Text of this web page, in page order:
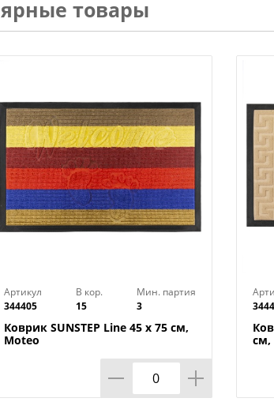
товары
Артикул
344405
В кор.
15
Мин. партия
3
Коврик SUNSTEP Line 45 х 75 см,
Moteo
см,